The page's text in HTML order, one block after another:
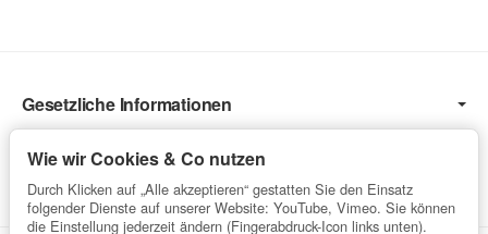
Gesetzliche Informationen
Service
Wie wir Cookies & Co nutzen
Durch Klicken auf „Alle akzeptieren“ gestatten Sie den Einsatz
folgender Dienste auf unserer Website: YouTube, Vimeo. Sie können
die Einstellung jederzeit ändern (Fingerabdruck-Icon links unten).